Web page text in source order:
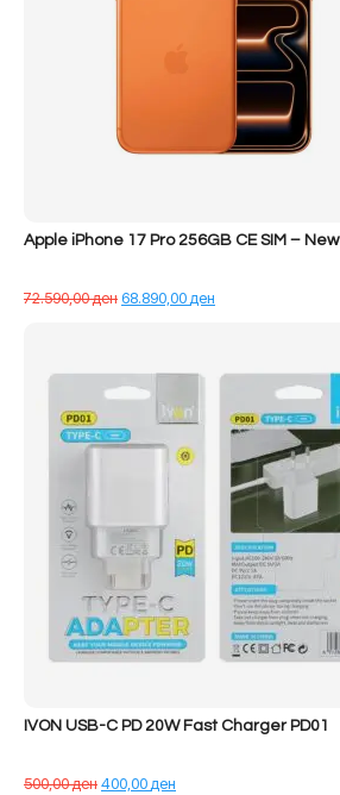
Apple iPhone 17 Pro 256GB CE SIM – New
72.590,00денÇmimi
68.890,00ден
68.890,00 ден.
IVON USB-C PD 20W Fast Charger PD01
500,00денÇmimi
400,00ден